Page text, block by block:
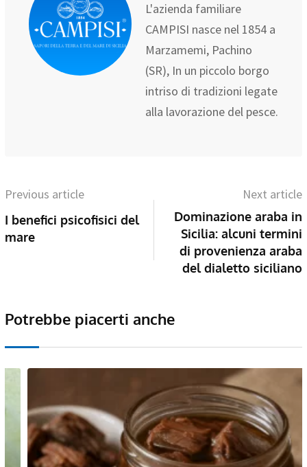
L'azienda familiare
CAMPISI nasce nel 1854 a
Marzamemi, Pachino
(SR), In un piccolo borgo
intriso di tradizioni legate
alla lavorazione del pesce.
Previous article
I benefici psicofisici del
mare
Next article
Dominazione araba in
Sicilia: alcuni termini
di provenienza araba
del dialetto siciliano
Potrebbe piacerti anche